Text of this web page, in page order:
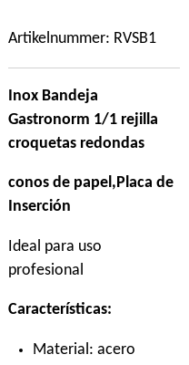
Artikelnummer: RVSB1
Inox Bandeja
Gastronorm 1/1 rejilla
croquetas redondas
conos de papel,Placa de
Inserción
Ideal para uso
profesional
Características:
Material: acero